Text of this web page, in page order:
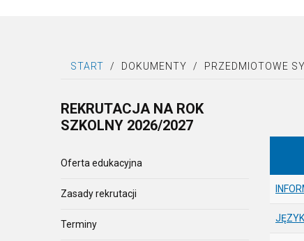
START / DOKUMENTY / PRZEDMIOTOWE
REKRUTACJANA ROK
SZKOLNY 2026/2027
Oferta edukacyjna
Zasady rekrutacji
Terminy